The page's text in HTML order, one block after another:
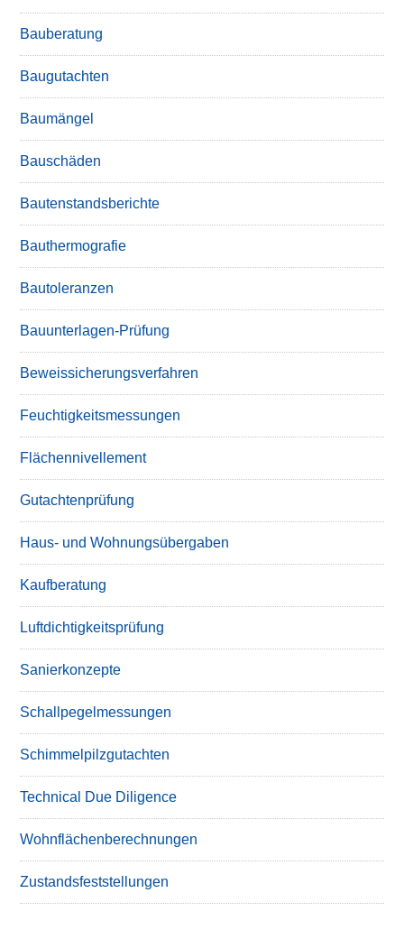
Bauberatung
Baugutachten
Baumängel
Bauschäden
Bautenstandsberichte
Bauthermografie
Bautoleranzen
Bauunterlagen-Prüfung
Beweissicherungsverfahren
Feuchtigkeitsmessungen
Flächennivellement
Gutachtenprüfung
Haus- und Wohnungsübergaben
Kaufberatung
Luftdichtigkeitsprüfung
Sanierkonzepte
Schallpegelmessungen
Schimmelpilzgutachten
Technical Due Diligence
Wohnflächenberechnungen
Zustandsfeststellungen